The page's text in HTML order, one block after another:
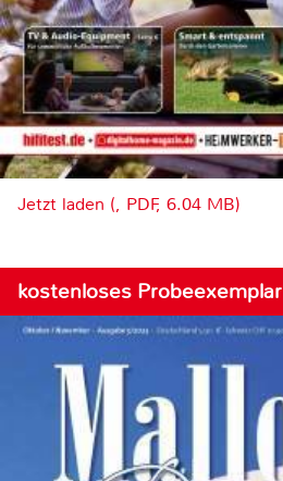
Jetzt laden (, PDF, 6.04 MB)
kostenloses Probeexemplar